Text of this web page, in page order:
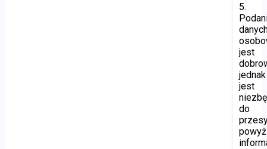
5.
jest
jednak
jest
do